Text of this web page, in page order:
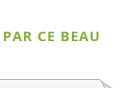
CE BEAU